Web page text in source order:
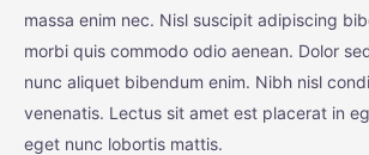
massa enim nec. Nisl suscipit adipiscing
morbi quis commodo odio aenean. Dolor
nunc aliquet bibendum enim. Nibh nisl
venenatis. Lectus sit amet est placerat in
eget nunc lobortis mattis.